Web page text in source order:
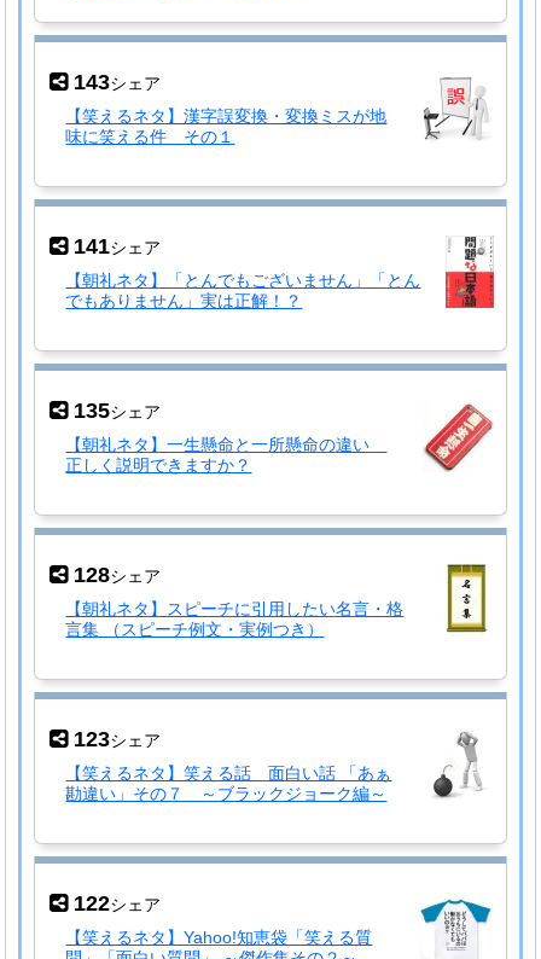
143シェア
【笑えるネタ】漢字誤変換・変換ミスが地
味に笑える件 その１
141シェア
【朝礼ネタ】「とんでもございません」「とん
でもありません」実は正解！？
135シェア
【朝礼ネタ】一生懸命と一所懸命の違い
正しく説明できますか？
128シェア
【朝礼ネタ】スピーチに引用したい名言・格
言集 （スピーチ例文・実例つき）
123シェア
【笑えるネタ】笑える話 面白い話 「あぁ
勘違い」その７ ～ブラックジョーク編～
122シェア
【笑えるネタ】Yahoo!知恵袋「笑える質